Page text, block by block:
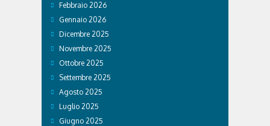
Febbraio 2026
Gennaio 2026
Dicembre 2025
Novembre 2025
Ottobre 2025
Settembre 2025
Agosto 2025
Luglio 2025
Giugno 2025